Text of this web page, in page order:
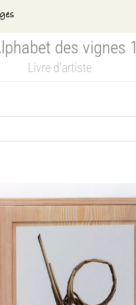
des vignes 1
Livre d'artiste